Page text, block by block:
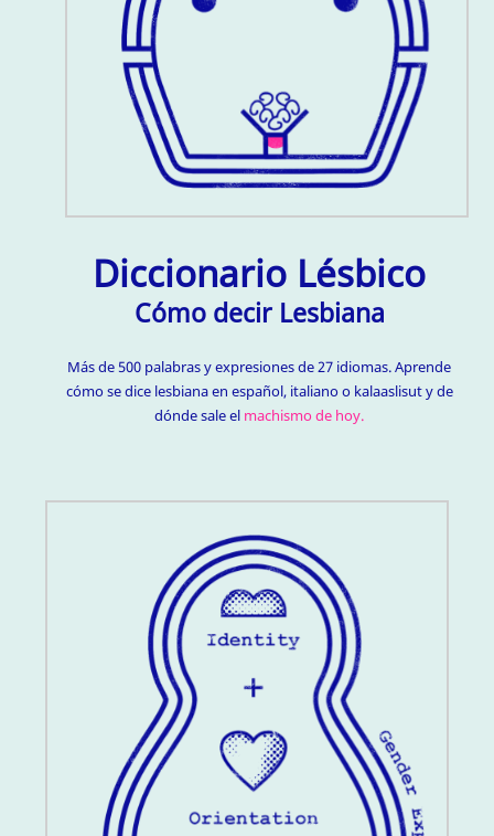
Diccionario Lésbico
Cómo decir Lesbiana
Más de 500 palabras y expresiones de 27 idiomas. Aprende
cómo se dice lesbiana en español, italiano o kalaaslisut y de
dónde sale el machismo de hoy.